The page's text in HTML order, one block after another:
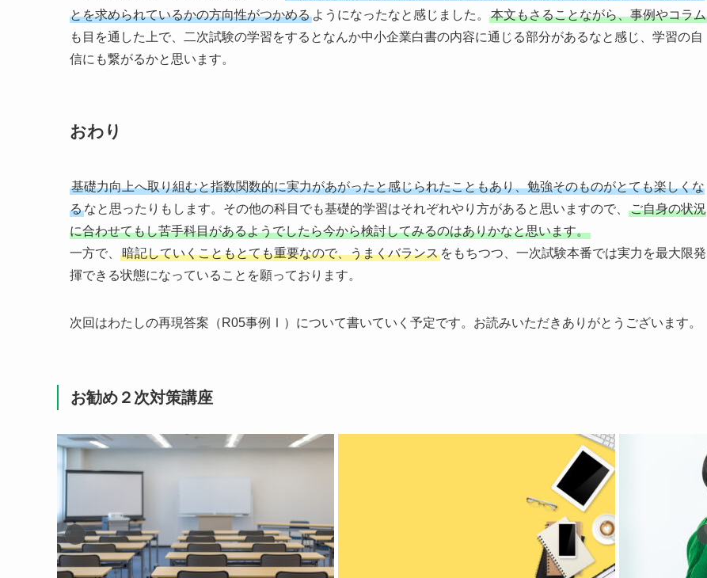
とを求められているかの方向性がつかめる ようになったなと感じました。
本文もさることながら、事例やコラム
も目を通した上で、二次試験の学習をするとなんか中小企業白書の内容に通じる部分があるなと感じ、学習の自
信にも繋がるかと思います。
おわり
基礎力向上へ取り組むと指数関数的に実力があがったと感じられたこともあり、勉強そのものがとても楽しくな
るなと思ったりもします。その他の科目でも基礎的学習はそれぞれやり方があると思いますので、
ご自身の状況
に合わせてもし苦手科目があるようでしたら今から検討してみるのはありかなと思います。
一方で、
暗記していくこともとても重要なので、うまくバランス をもちつつ、一次試験本番では実力を最大限発
揮できる状態になっていることを願っております。
次回はわたしの再現答案（R05事例Ⅰ）について書いていく予定です。お読みいただきありがとうございます。
お勧め２次対策講座